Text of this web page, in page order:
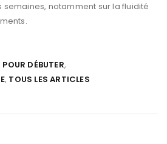
notamment sur la fluidité
DÉBUTER,
, TOUS LES ARTICLES